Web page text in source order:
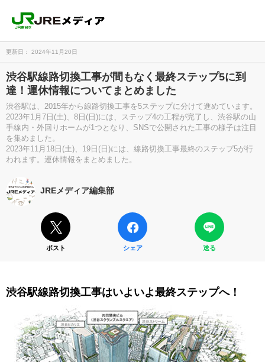
更新日： 2024年11月20日
渋谷駅線路切換工事が間もなく最終ステップ5に到
達！運休情報についてまとめました
渋谷駅は、2015年から線路切換工事を5ステップに分けて進めています。
2023年1月7日(土)、8日(日)には、ステップ4の工程が完了し、渋谷駅の山
手線内・外回りホームが1つとなり、SNSで公開された工事の様子は注目
を集めました。
2023年11月18日(土)、19日(日)には、線路切換工事最終のステップ5が行
われます。運休情報をまとめました。
JREメディア編集部
ポスト シェア 送る
渋谷駅線路切換工事はいよいよ最終ステップへ！